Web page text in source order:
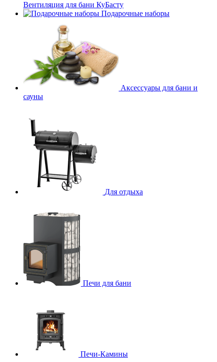
Вентиляция для бани КуБасту
Подарочные наборы
Аксессуары для бани и
сауны
Для отдыха
Печи для бани
Печи-Камины